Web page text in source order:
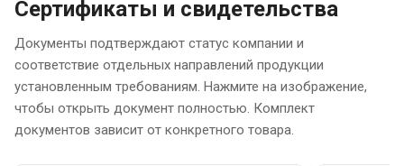
Сертификаты и свидетельства
Документы подтверждают статус компании и
соответствие отдельных направлений продукции
установленным требованиям. Нажмите на изображение,
чтобы открыть документ полностью. Комплект
документов зависит от конкретного товара.